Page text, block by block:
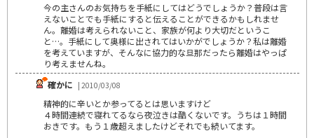
今の主さんのお気持ちを手紙にしてはどうでしょうか？普段は言
えないことでも手紙にすると伝えることができるかもしれませ
ん。離婚は考えられないこと、家族が何より大切だというこ
と…。手紙にして奥様に出されてはいかがでしょうか？私は離婚
を考えていますが、そんなに協力的な旦那だったら離婚はやっぱ
り考えませんね。
確かに | 2010/03/08
精神的に辛いとか参ってるとは思いますけど
４時間連続で寝れてるなら夜泣きは酷くないです。うちは１時間
おきです。もう１歳超えましたけどそれでも続いてます。